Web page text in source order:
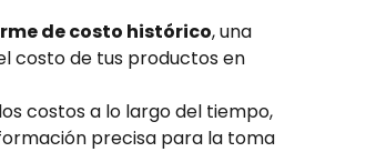
de costo histórico, una
costo de tus productos en
costos a lo largo del tiempo,
precisa para la toma